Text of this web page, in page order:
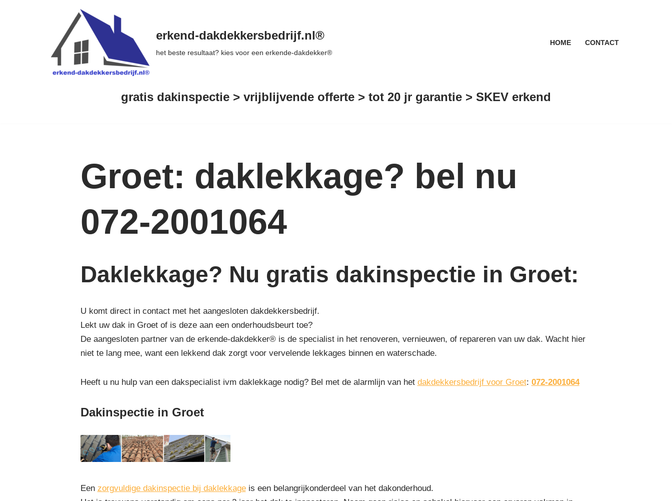
erkend-dakdekkersbedrijf.nl®
het beste resultaat? kies voor een erkende-dakdekker®
HOME CONTACT
gratis dakinspectie > vrijblijvende offerte > tot 20 jr garantie > SKEV erkend
Groet: daklekkage? bel nu
072-2001064
Daklekkage? Nu gratis dakinspectie in Groet:
U komt direct in contact met het aangesloten dakdekkersbedrijf.
Lekt uw dak in Groet of is deze aan een onderhoudsbeurt toe?
De aangesloten partner van de erkende-dakdekker® is de specialist in het renoveren, vernieuwen, of repareren van uw dak. Wacht hier
niet te lang mee, want een lekkend dak zorgt voor vervelende lekkages binnen en waterschade.
Heeft u nu hulp van een dakspecialist ivm daklekkage nodig? Bel met de alarmlijn van het dakdekkersbedrijf voor Groet: 072-2001064
Dakinspectie in Groet
Een zorgvuldige dakinspectie bij daklekkageis een belangrijkonderdeel van het dakonderhoud.